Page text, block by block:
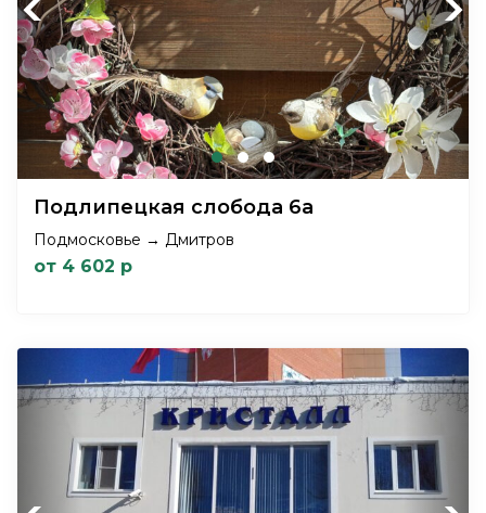
Previous Next
Подлипецкая слобода 6а
Подмосковье → Дмитров
от 4 602 р